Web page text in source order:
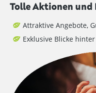
Tolle Aktionen und
Attraktive Angebote,
Exklusive Blicke